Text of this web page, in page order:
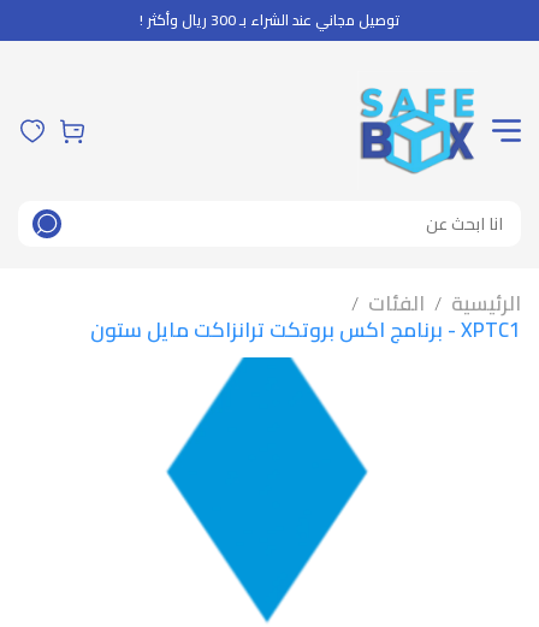
توصيل مجاني عند الشراء بـ 300 ريال وأكثر !
الرئيسية / الفئات /
XPTC1 - برنامج اكس بروتكت ترانزاكت مايل ستون